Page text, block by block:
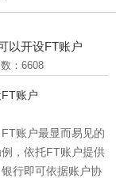
以开设FT账户
：6608
账户
账户最显而易见的
，依托FT账户提供
行即可依据账户协